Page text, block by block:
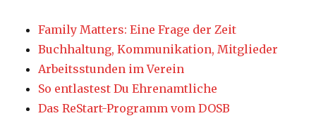
Family Matters: Eine Frage der Zeit
Buchhaltung, Kommunikation, Mitglieder
Arbeitsstunden im Verein
So entlastest Du Ehrenamtliche
Das ReStart-Programm vom DOSB